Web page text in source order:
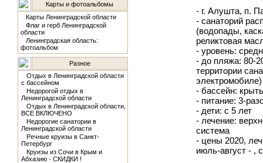
Карты и фотоальбомы
Карты Ленинградской области
Флаг и герб Ленинградской
области
Ленинградская область:
фотоальбом
Разное
Отдых в Ленинградской области
с бассейном
Недорогой отдых в
Ленинградской области
Отдых в Ленинградской области,
ВСЕ ВКЛЮЧЕНО
Недорогие санатории в
Ленинградской области
Речные круизы в Санкт-
Петербург
Круизы из Сочи в Крым и
Абхазию - СКИДКИ !
- г. Алушта, п.
- санаторий
(водопады,
реликтовая
- уровень:
- до пляжа: 80-
территории
электромобиле)
- бассейн:
- питание: 3-
- дети: с 5 лет
- лечение:
система
- цены 2020,
июль-август - ,